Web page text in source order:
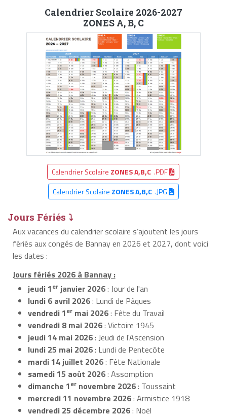
Calendrier Scolaire 2026-2027
ZONES A, B, C
Calendrier Scolaire ZONES A,B,C .PDF
Calendrier Scolaire ZONES A,B,C.JPG
Jours Fériés ⤵
Aux vacances du calendrier scolaire s’ajoutent les jours
fériés aux congés de Bannay en 2026 et 2027, dont voici
les dates :
Jours fériés 2026 à Bannay :
jeudi 1er janvier 2026: Jour de l'an
lundi 6 avril 2026: Lundi de Pâques
vendredi 1er mai 2026: Fête du Travail
vendredi 8 mai 2026: Victoire 1945
jeudi 14 mai 2026: Jeudi de l'Ascension
lundi 25 mai 2026: Lundi de Pentecôte
mardi 14 juillet 2026: Fête Nationale
samedi 15 août 2026: Assomption
dimanche 1er novembre 2026: Toussaint
mercredi 11 novembre 2026: Armistice 1918
vendredi 25 décembre 2026: Noël